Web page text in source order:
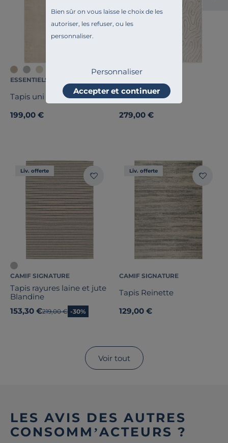
Bien sûr on vous laisse le choix de les
autoriser, les refuser, ou les
personnaliser.
Personnaliser
Accepter et continuer
ESSENTIELS PAR CAMIF
Tapis uni Bella
199,00 €
Tapis Ralph
279,00 €
Liv. offerte
CAMIF SIGNATURE
Tapis rayures laine et jute
Blandine
153,30 €Ancien prix
219,00 € -30%
Liv. offerte
CAMIF SIGNATURE
Tapis Reinette
129,00 €
Voir tout
LES AVIS DES AUTRES
CONSOMM’ACTEURS ?